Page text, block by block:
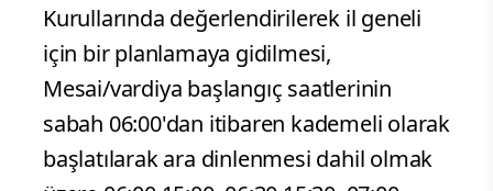
Kurullarında değerlendirilerek il geneli
için bir planlamaya gidilmesi,
Mesai/vardiya başlangıç saatlerinin
sabah 06:00'dan itibaren kademeli olarak
başlatılarak ara dinlenmesi dahil olmak